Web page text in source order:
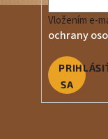
Vložením e-
ochrany
SA